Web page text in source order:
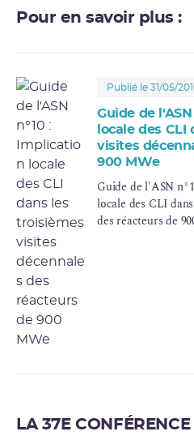
Pour en savoir plus :
Publié le 31/05/
Guide de
locale des
visites
900 MWe
Guide de l'ASN
locale des CLI
des réacteurs de
LA 37E CONFÉRENCE